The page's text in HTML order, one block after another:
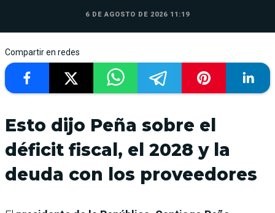
6 DE AGOSTO DE 2026 11:19
Compartir en redes
Esto dijo Peña sobre el
déficit fiscal, el 2028 y la
deuda con los proveedores